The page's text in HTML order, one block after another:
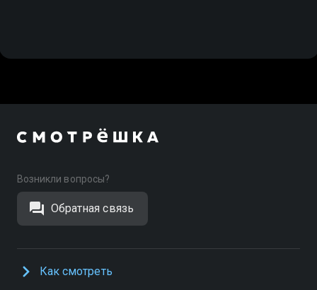
Возникли вопросы?
Обратная связь
Как смотреть